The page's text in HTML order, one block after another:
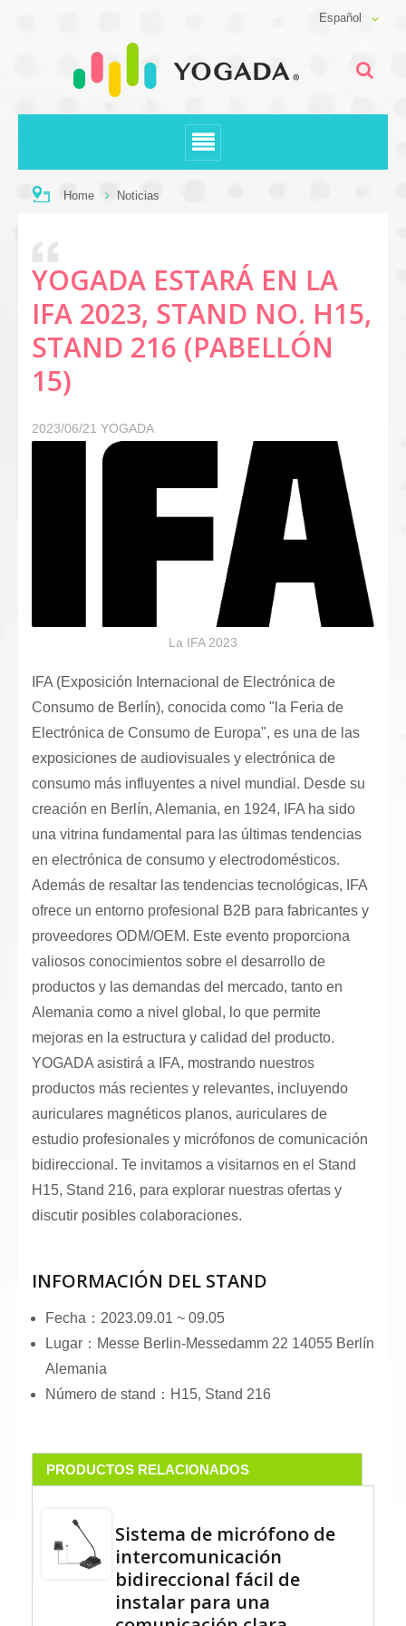
Español
Home Noticias
YOGADA ESTARÁ EN LA
IFA 2023, STAND NO. H15,
STAND 216 (PABELLÓN
15)
2023/06/21 YOGADA
La IFA 2023
IFA (Exposición Internacional de Electrónica de
Consumo de Berlín), conocida como "la Feria de
Electrónica de Consumo de Europa", es una de las
exposiciones de audiovisuales y electrónica de
consumo más influyentes a nivel mundial. Desde su
creación en Berlín, Alemania, en 1924, IFA ha sido
una vitrina fundamental para las últimas tendencias
en electrónica de consumo y electrodomésticos.
Además de resaltar las tendencias tecnológicas, IFA
ofrece un entorno profesional B2B para fabricantes y
proveedores ODM/OEM. Este evento proporciona
valiosos conocimientos sobre el desarrollo de
productos y las demandas del mercado, tanto en
Alemania como a nivel global, lo que permite
mejoras en la estructura y calidad del producto.
YOGADA asistirá a IFA, mostrando nuestros
productos más recientes y relevantes, incluyendo
auriculares magnéticos planos, auriculares de
estudio profesionales y micrófonos de comunicación
bidireccional. Te invitamos a visitarnos en el Stand
H15, Stand 216, para explorar nuestras ofertas y
discutir posibles colaboraciones.
INFORMACIÓN DEL STAND
Fecha：2023.09.01 ~ 09.05
Lugar：Messe Berlin-Messedamm 22 14055 Berlín
Alemania
Número de stand：H15, Stand 216
PRODUCTOS RELACIONADOS
Sistema de micrófono de
intercomunicación
bidireccional fácil de
instalar para una